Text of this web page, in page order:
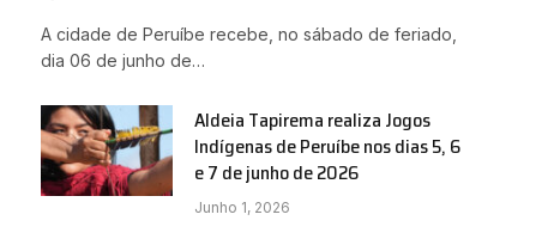
A cidade de Peruíbe recebe, no sábado de feriado,
dia 06 de junho de…
Aldeia Tapirema realiza Jogos
Indígenas de Peruíbe nos dias 5, 6
e 7 de junho de 2026
Junho 1, 2026